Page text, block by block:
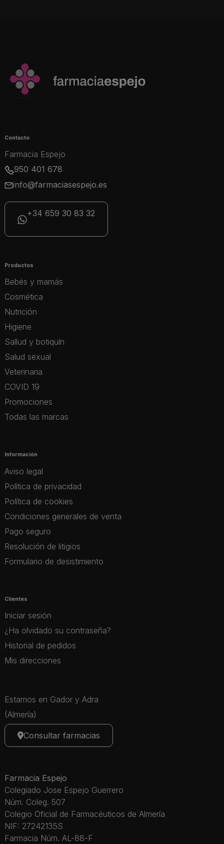
Contacto
Farmacia Espejo
950 401 678
info@farmaciasespejo.es
+34 659 30 83 32
Productos
Bebés y mamás
Cosmética
Nutrición
Higiene
Sallud y botiquín
Salud sexual
Veterinaria
COVID 19
Promociones
Todas las marcas
Información
Aviso legal
Política de privacidad
Política de cookies
Condiciones generales de venta
Pago seguro
Resolución de litigios
Formulario de desistimiento
Clientes
Iniciar sesión
¿Ha olvidado su contraseña?
Historial de pedidos
Mis direcciones
Estamos en Gador y Adra
(Almería)
Consultar farmacias
Farmacia Espejo
Colegiado Jose Espejo Guerrero
Núm. Coleg. 507
Colegio Oficial de Farmacéuticos de Almería
NIF: 27242135S
Farmacia Núm. AL-88-F